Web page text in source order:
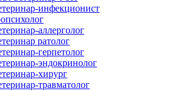
инфекционист
аллерголог
ратолог
герпетолог
эндокринолог
хирург
травматолог